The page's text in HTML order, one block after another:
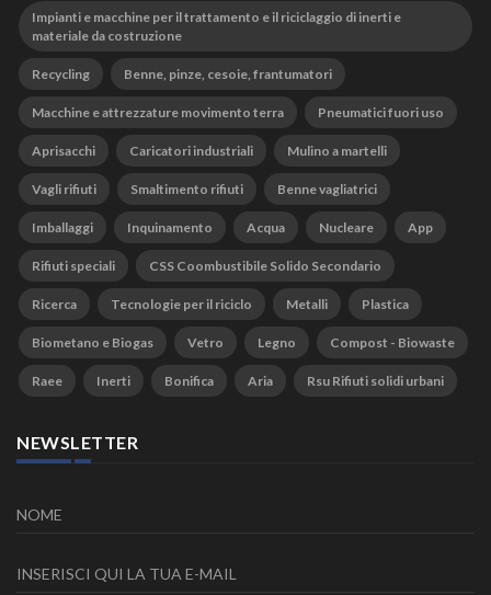
Impianti e macchine per il trattamento e il riciclaggio di inerti e
materiale da costruzione
Recycling Benne, pinze, cesoie, frantumatori
Macchine e attrezzature movimento terra Pneumatici fuori uso
Aprisacchi Caricatori industriali Mulino a martelli
Vagli rifiuti Smaltimento rifiuti Benne vagliatrici
Imballaggi Inquinamento Acqua Nucleare App
Rifiuti speciali CSS Coombustibile Solido Secondario
Ricerca Tecnologie per il riciclo Metalli Plastica
Biometano e Biogas Vetro Legno Compost - Biowaste
Raee Inerti Bonifica Aria Rsu Rifiuti solidi urbani
NEWSLETTER